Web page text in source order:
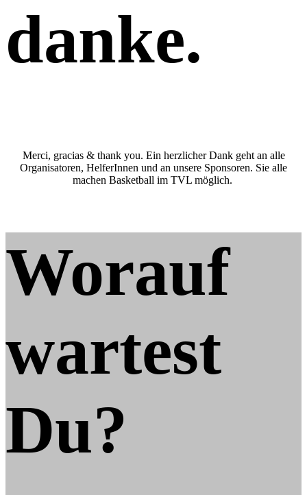
danke.
Merci, gracias & thank you. Ein herzlicher Dank geht an alle
Organisatoren, HelferInnen und an unsere Sponsoren. Sie alle
machen Basketball im TVL möglich.
Worauf
wartest
Du?